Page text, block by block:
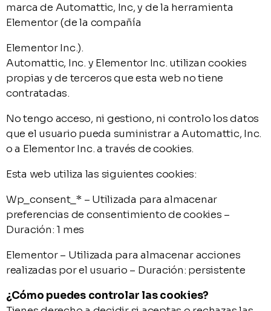
marca de Automattic, Inc, y de la herramienta
Elementor (de la compañía
Elementor Inc.).
Automattic, Inc. y Elementor Inc. utilizan cookies
propias y de terceros que esta web no tiene
contratadas.
No tengo acceso, ni gestiono, ni controlo los datos
que el usuario pueda suministrar a Automattic, Inc.
o a Elementor Inc. a través de cookies.
Esta web utiliza las siguientes cookies:
Wp_consent_* – Utilizada para almacenar
preferencias de consentimiento de cookies –
Duración: 1 mes
Elementor – Utilizada para almacenar acciones
realizadas por el usuario – Duración: persistente
¿Cómo puedes controlar las cookies?